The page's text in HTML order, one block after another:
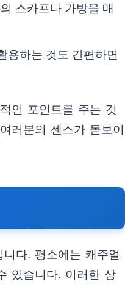
스카프나 가방을 매
용하는 것도 간편하면
인 포인트를 주는 것
러분의 센스가 돋보이
다. 평소에는 캐주얼
있습니다. 이러한 상